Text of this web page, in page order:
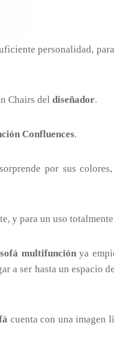
personalidad,
Chairs del diseñador.
Confluences.
por sus
y para un uso
sofá multifunciónya
a ser hasta un espacio
cuenta con una imagen